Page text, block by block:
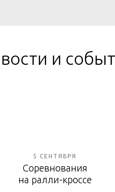
и
5 СЕНТЯБРЯ
Соревнования
на ралли-кроссе